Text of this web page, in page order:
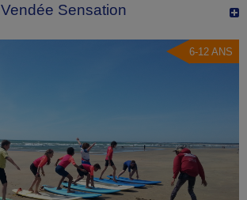
Vendée Sensation
6-12 ANS